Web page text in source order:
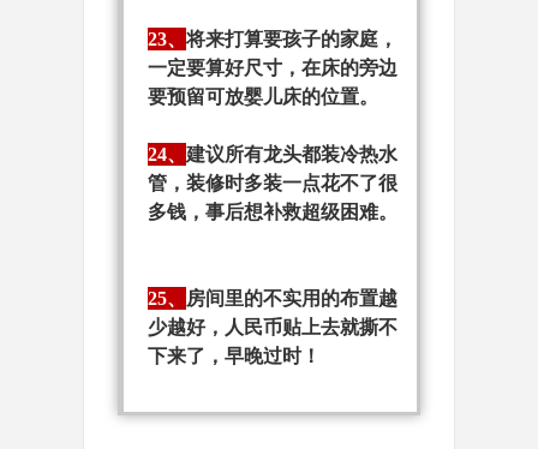
23、将来打算要孩子的家庭，
一定要算好尺寸，在床的旁边
要预留可放婴儿床的位置。
24、建议所有龙头都装冷热水
管，装修时多装一点花不了很
多钱，事后想补救超级困难。
25、 房间里的不实用的布置越
少越好，人民币贴上去就撕不
下来了，早晚过时！